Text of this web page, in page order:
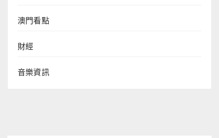
澳門看點
財經
音樂資訊